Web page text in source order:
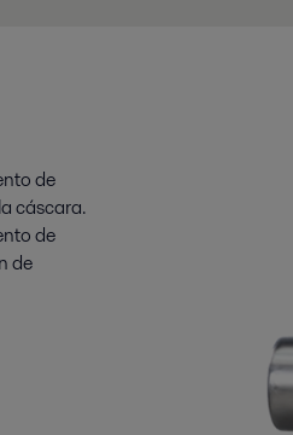
de
cáscara.
de
de